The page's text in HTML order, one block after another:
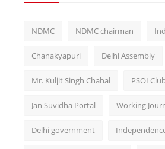
NDMC NDMC chairman
Chanakyapuri Delhi Assembly
Mr. Kuljit Singh Chahal PSOI
Jan Suvidha Portal Working
Delhi government